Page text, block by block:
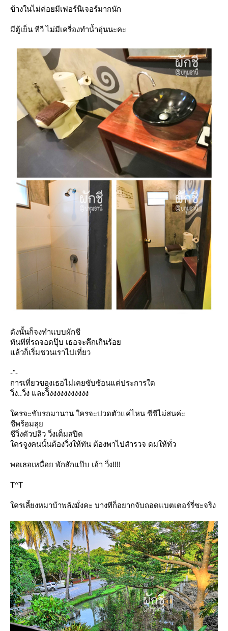
ข้างในไม่ค่อยมีเฟอร์นิเจอร์มากนัก
มีตู้เย็น ทีวี ไม่มีเครื่องทำน้ำอุ่นนะคะ
ดังนั้นก็จงทำแบบผักชี
ทันทีที่รถจอดปุ๊บ เธอจะคึกเกินร้อ
ล้วก็เริ่มชวนเราไปเที่ยว
-"-
การเที่ยวของเธอไม่เคยซับซ้อนแต่ประการใด
วิ่ง..วิ่ง และวิิ่งงงงงงงงงงง
ครจะขับรถมานาน ใครจะปวดตัวแค่ไหน ชีชีไม่สนค่ะ
ชีพร้อมลุ
ชีวิ่งตัวปลิว วิ่งเต็มสปีด
ครจูงคนนั้นต้องวิ่งให้ทัน ต้องพาไปสำรวจ ดมให้ทั่ว
พอเธอเหนื่อย พักสักแป๊บ เอ้า วิ่ง!!!!
T^T
ครเลี้ยงหมาบ้าพลังมั่งคะ บางทีก็อยากจับถอดแบตเตอร์รี่ซะจริง